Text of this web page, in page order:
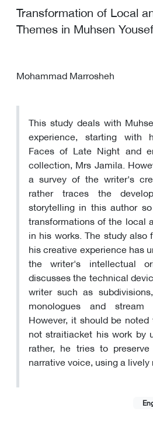
Transformation of Local
Themes in Muhsen
Mohammad Marrosheh
This study deals with
experience, starting with
Faces of Late Night and
collection, Mrs Jamila.
a survey of the writer's
rather traces the
storytelling in this author
transformations of the local
in his works. The study
his creative experience has
the writer's intellectual
discusses the technical
writer such as
monologues and stream
However, it should be
not straitiacket his work by
rather, he tries to
narrative voice, using a